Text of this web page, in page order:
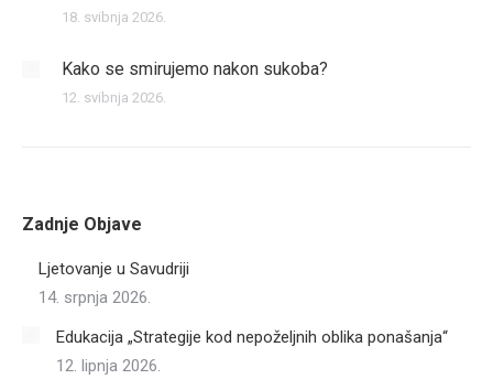
18. svibnja 2026.
Kako se smirujemo nakon sukoba?
12. svibnja 2026.
Zadnje Objave
Ljetovanje u Savudriji
14. srpnja 2026.
Edukacija „Strategije kod nepoželjnih oblika ponašanja“
12. lipnja 2026.